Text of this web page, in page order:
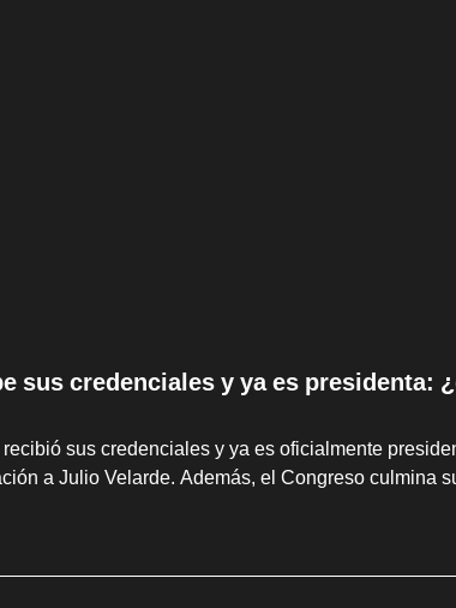
sus credenciales y ya es presidenta:
sus credenciales y ya es oficialmente
a Julio Velarde. Además, el Congreso culmina